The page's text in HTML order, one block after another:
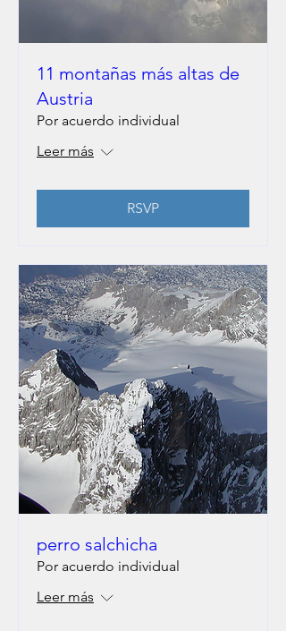
11 montañas más altas de
Austria
Por acuerdo individual
Leer más
RSVP
perro salchicha
Por acuerdo individual
Leer más